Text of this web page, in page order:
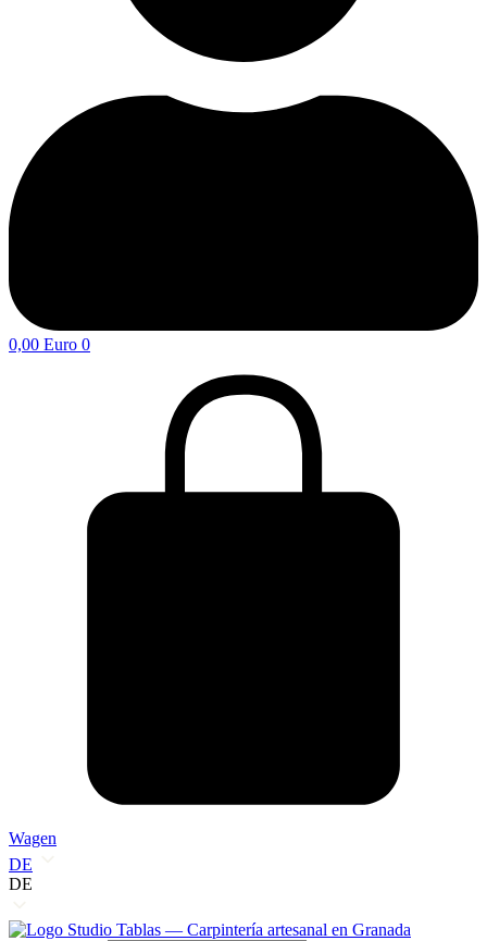
0,00 Euro 0
Wagen
DE
DE